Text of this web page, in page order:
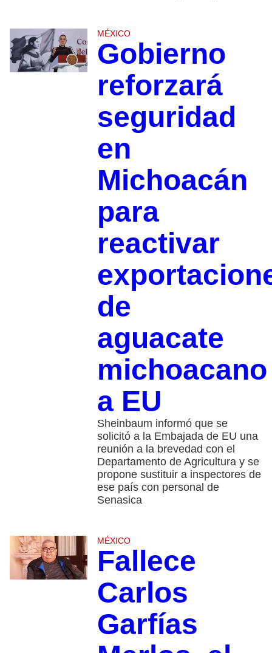
MÉXICO
Gobierno
reforzará
seguridad
en
Michoacán
para
reactivar
de
aguacate
michoacano
a EU
Sheinbaum informó que se
solicitó a la Embajada de EU una
reunión a la brevedad con el
Departamento de Agricultura y se
propone sustituir a inspectores de
ese país con personal de
Senasica
MÉXICO
Fallece
Carlos
Garfías